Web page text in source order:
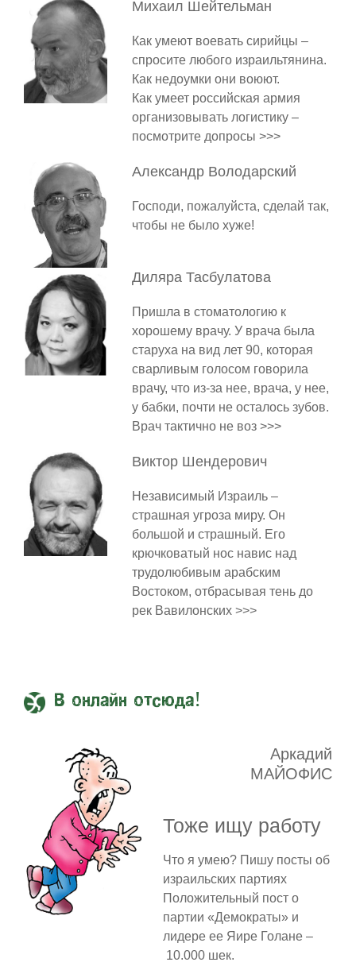
Михаил Шейтельман
Как умеют воевать сирийцы –
спросите любого израильтянина.
Как недоумки они воюют.
Как умеет российская армия
организовывать логистику –
посмотрите допросы >>>
Александр Володарский
Господи, пожалуйста, сделай так,
чтобы не было хуже!
Диляра Тасбулатова
Пришла в стоматологию к
хорошему врачу. У врача была
старуха на вид лет 90, которая
сварливым голосом говорила
врачу, что из-за нее, врача, у нее,
у бабки, почти не осталось зубов.
Врач тактично не воз >>>
Виктор Шендерович
Независимый Израиль –
страшная угроза миру. Он
большой и страшный. Его
крючковатый нос навис над
трудолюбивым арабским
Востоком, отбрасывая тень до
рек Вавилонских >>>
В онлайн отсюда!
Аркадий
МАЙОФИС
Тоже ищу работу
Что я умею? Пишу посты об
израильских партиях
Положительный пост о
партии «Демократы» и
лидере ее Яире Голане –
10.000 шек.